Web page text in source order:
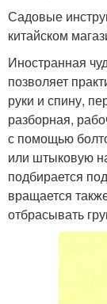
Садовые
китайском
Иностранная
позволяет
руки и спину,
разборная,
с помощью
или штыковую
подбирается
вращается
отбрасывать